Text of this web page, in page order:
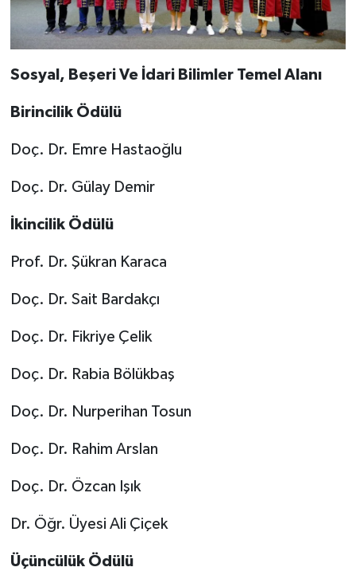
Sosyal, Beşeri Ve İdari Bilimler Temel Alanı
Birincilik Ödülü
Doç. Dr. Emre Hastaoğlu
Doç. Dr. Gülay Demir
İkincilik Ödülü
Prof. Dr. Şükran Karaca
Doç. Dr. Sait Bardakçı
Doç. Dr. Fikriye Çelik
Doç. Dr. Rabia Bölükbaş
Doç. Dr. Nurperihan Tosun
Doç. Dr. Rahim Arslan
Doç. Dr. Özcan Işık
Dr. Öğr. Üyesi Ali Çiçek
Üçüncülük Ödülü